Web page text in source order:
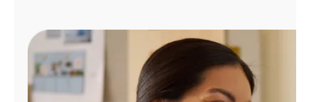
Administrar
cuenta
Encuentra
tienda